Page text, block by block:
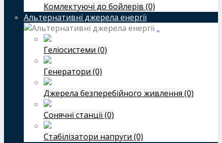
Комлектуючі до бойлерів (0)
Альтернативні джерела енергії
..
Геліосистеми (0)
Генератори (0)
Джерела безперебійного живлення (0)
Сонячні станції (0)
Стабілізатори напруги (0)